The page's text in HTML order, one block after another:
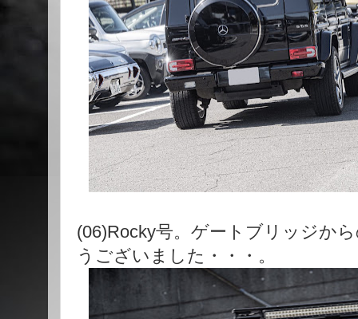
(06)Rocky号。ゲートブリッジか
うございました・・・。